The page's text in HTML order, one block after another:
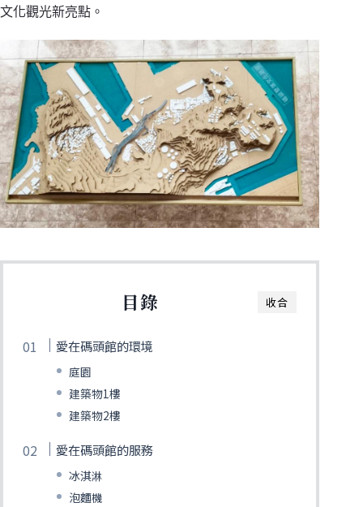
文化觀光新亮點。
收合
目錄
愛在碼頭館的環境
庭園
建築物1樓
建築物2樓
愛在碼頭館的服務
冰淇淋
泡麵機